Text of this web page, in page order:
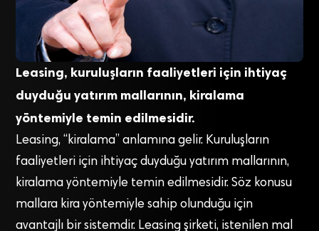
Leasing, kuruluşların faaliyetleri için ihtiyaç
duyduğu yatırım mallarının, kiralama
yöntemiyle temin edilmesidir.
Leasing, “kiralama” anlamına gelir. Kuruluşların
faaliyetleri için ihtiyaç duyduğu yatırım mallarının,
kiralama yöntemiyle temin edilmesidir. Söz konusu
mallara kira yöntemiyle sahip olunduğu için
avantajlı bir sistemdir. Leasing şirketi, istenilen mal